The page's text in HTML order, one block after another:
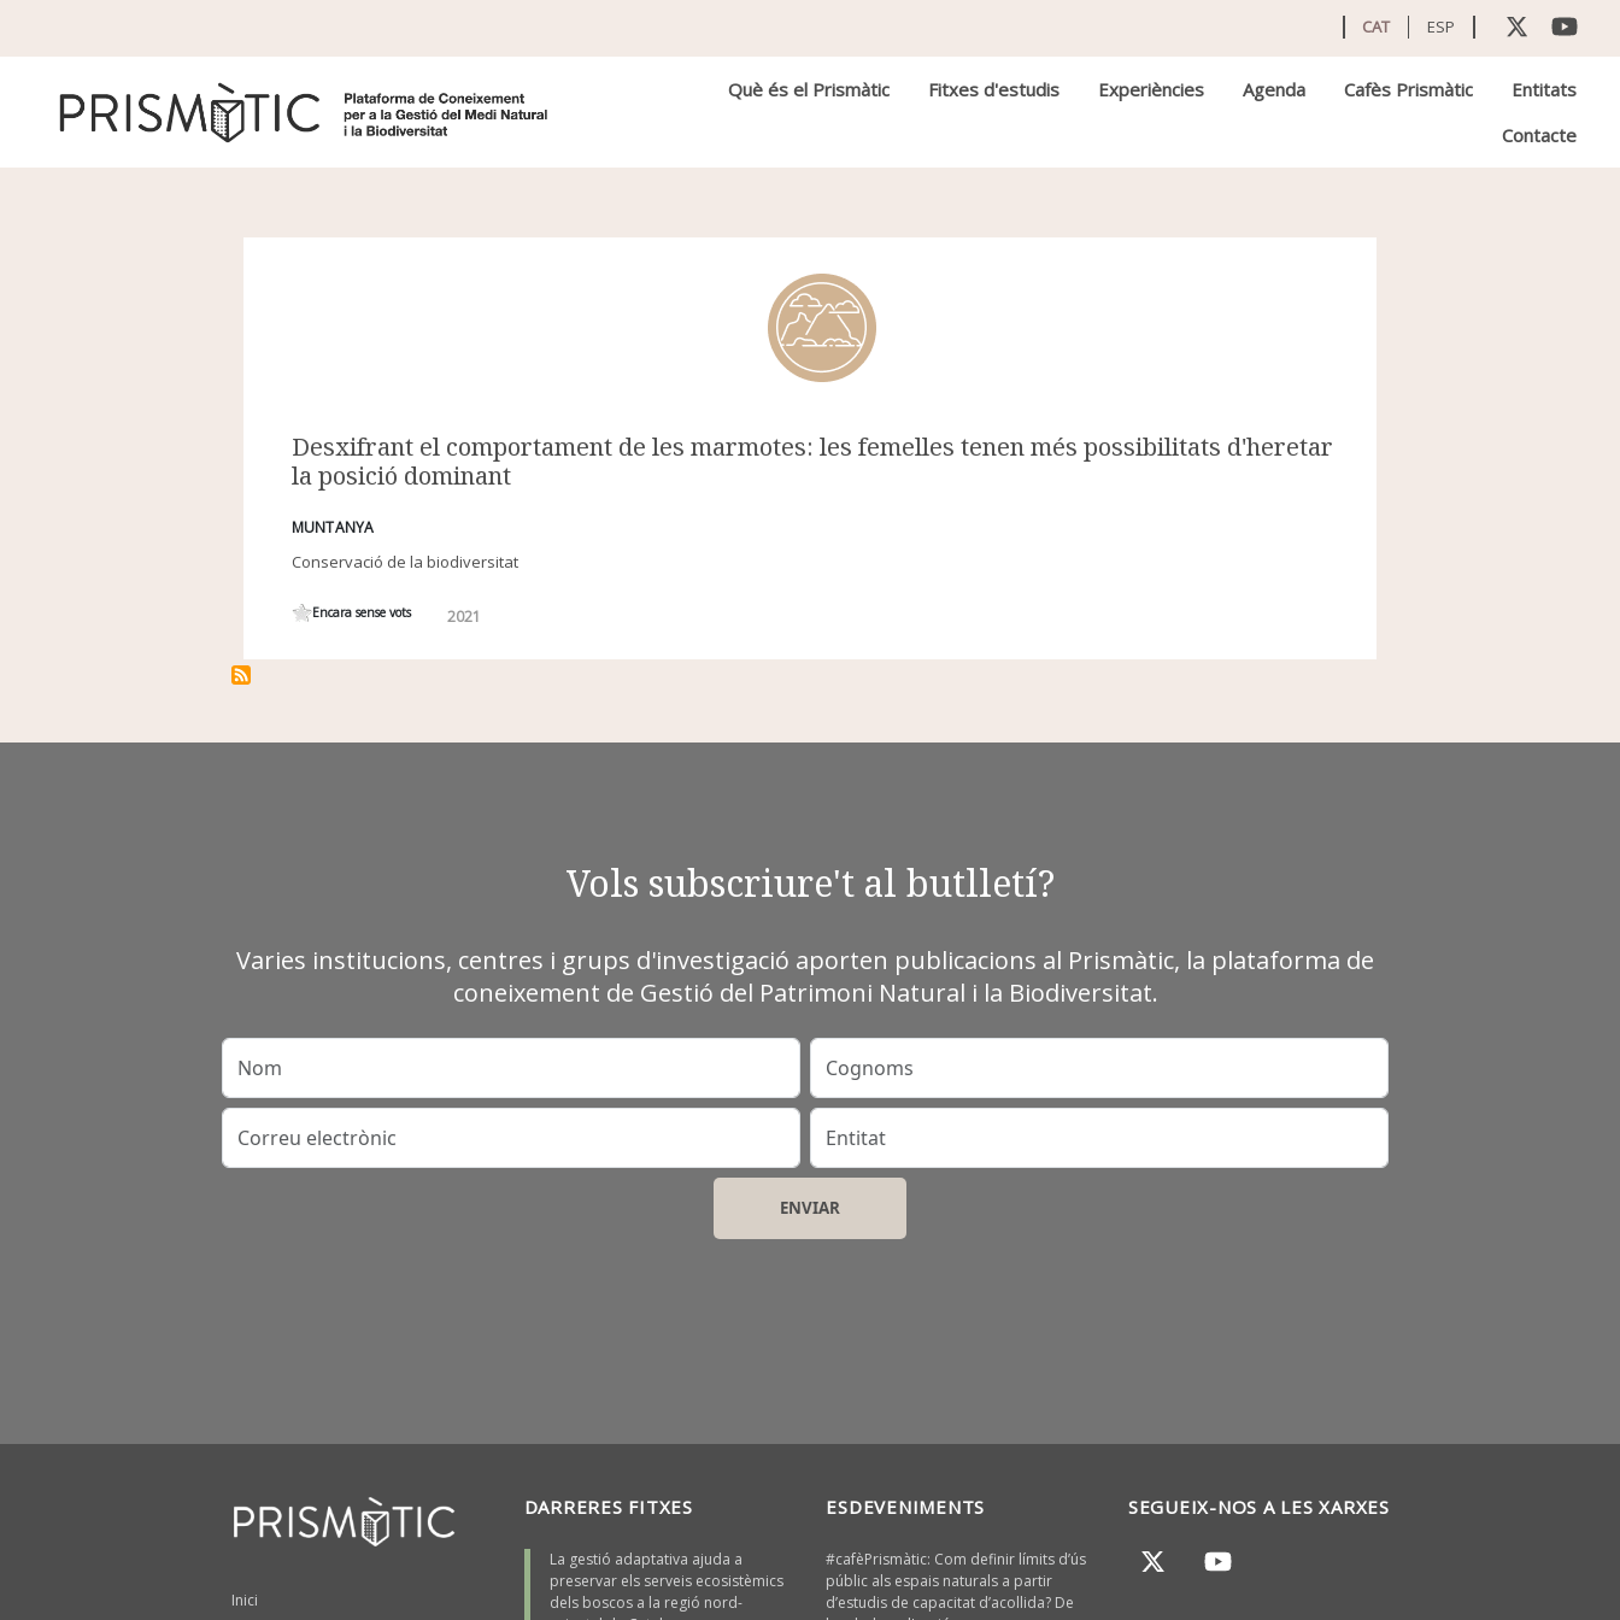
CAT ESP
Navegació principal
Què és el Prismàtic Fitxes d'estudis Experiències Agenda Cafès Prismàtic
Entitats
Contacte
Desxifrant el comportament de les marmotes: les femelles tenen més possibilitats d'heretar
la posició dominant
MUNTANYA
Conservació de la biodiversitat
Encara sense vots 2021
Vols subscriure't al butlletí?
Varies institucions, centres i grups d'investigació aporten publicacions al Prismàtic, la plataforma de
coneixement de Gestió del Patrimoni Natural i la Biodiversitat.
Nom Cognoms
Correu electrònic Entitat
Peu
Inici
DARRERES FITXES
La gestió adaptativa ajuda a
preservar els serveis ecosistèmics
dels boscos a la regió nord-
ESDEVENIMENTS
#cafèPrismàtic: Com definir límits d’ús
públic als espais naturals a partir
d’estudis de capacitat d’acollida? De
SEGUEIX-NOS A LES XARXES